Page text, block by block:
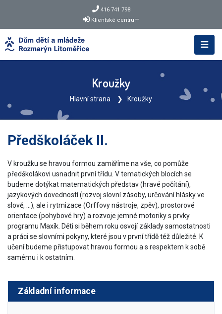
416 741 798
Klientské centrum
Kroužky
Hlavní strana Kroužky
Předškoláček II.
V kroužku se hravou formou zaměříme na vše, co pomůže
předškolákovi usnadnit první třídu. V tematických blocích se
budeme dotýkat matematických představ (hravé počítání),
jazykových dovedností (rozvoj slovní zásoby, určování hlásky ve
slově, ...), ale i rytmizace (Orffovy nástroje, zpěv), prostorové
orientace (pohybové hry) a rozvoje jemné motoriky s prvky
programu Maxík. Děti si během roku osvojí základy samostatnosti
a práci se slovními pokyny, které jsou v první třídě též důležité. K
učení budeme přistupovat hravou formou a s respektem k sobě
samému i k ostatním.
Základní informace